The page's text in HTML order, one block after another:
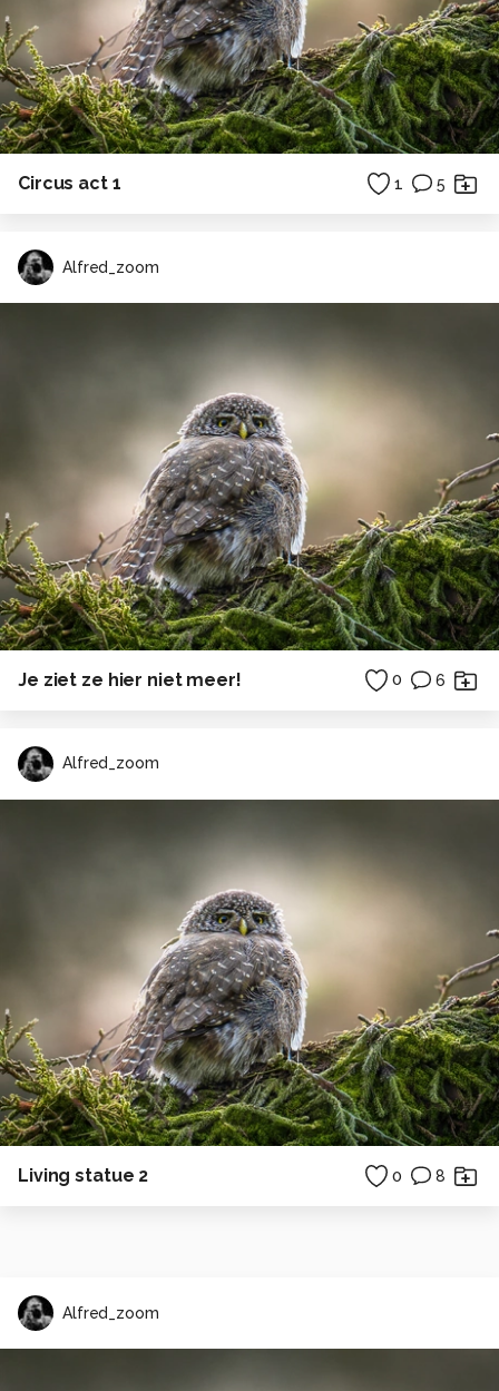
Circus act 1 1 5
Alfred_zoom
Je ziet ze hier niet meer! 0 6
Alfred_zoom
Living statue 2 0 8
Alfred_zoom